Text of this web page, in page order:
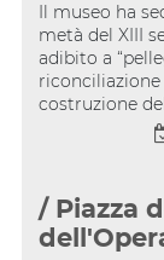
Il museo ha
metà del XIII
adibito a
riconciliazione
costruzione
/ Piazza